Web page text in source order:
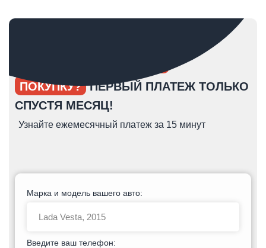
ПОКУПКУ? ПЕРВЫЙ ПЛАТЕЖ ТОЛЬКО
СПУСТЯ МЕСЯЦ!
Узнайте ежемесячный платеж за 15 минут
Марка и модель вашего авто:
Введите ваш телефон: